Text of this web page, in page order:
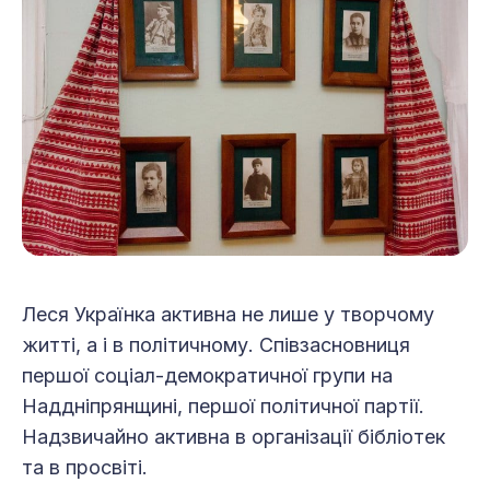
Леся Українка активна не лише у творчому
житті, а і в політичному. Співзасновниця
першої соціал-демократичної групи на
Наддніпрянщині, першої політичної партії.
Надзвичайно активна в організації бібліотек
та в просвіті.